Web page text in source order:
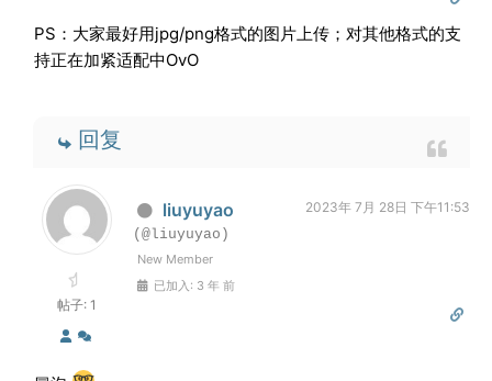
PS：大家最好用jpg/png格式的图片上传；对其他格式的支
持正在加紧适配中OvO
回复
帖子: 1
liuyuyao
2023年 7月 28日 下午11:53
(@liuyuyao)
New Member
已加入: 3 年 前